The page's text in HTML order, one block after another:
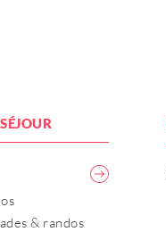
& randos